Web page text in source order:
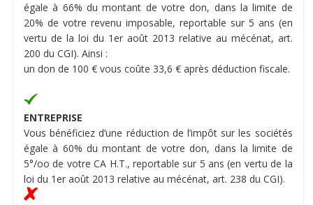
égale à 66% du montant de votre don, dans la limite de
20% de votre revenu imposable, reportable sur 5 ans (en
vertu de la loi du 1er août 2013 relative au mécénat, art.
200 du CGI). Ainsi :
un don de 100 € vous coûte 33,6 € après déduction fiscale.
ENTREPRISE
Vous bénéficiez d’une réduction de l’impôt sur les sociétés
égale à 60% du montant de votre don, dans la limite de
5°/oo de votre CA H.T., reportable sur 5 ans (en vertu de la
loi du 1er août 2013 relative au mécénat, art. 238 du CGI).